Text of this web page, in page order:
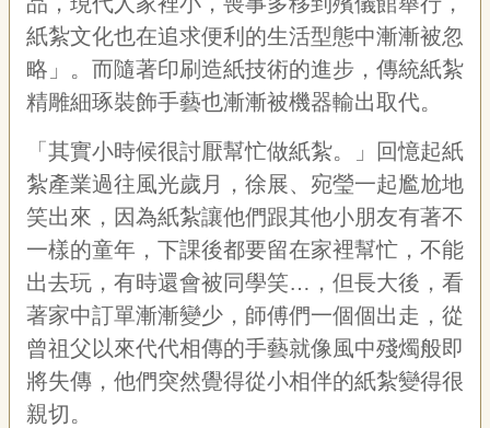
站
導
F
a
o
R
S
S
紙紮文化也在追求便利的生活型態中漸漸被忽
略」。而隨著印刷造紙技術的進步，傳統紙紮
精雕細琢裝飾手藝也漸漸被機器輸出取代。
「其實小時候很討厭幫忙做紙紮。」回憶起紙
紮產業過往風光歲月，徐展、宛瑩一起尷尬地
笑出來，因為紙紮讓他們跟其他小朋友有著不
一樣的童年，下課後都要留在家裡幫忙，不能
出去玩，有時還會被同學笑…，但長大後，看
著家中訂單漸漸變少，師傅們一個個出走，從
曾祖父以來代代相傳的手藝就像風中殘燭般即
將失傳，他們突然覺得從小相伴的紙紮變得很
親切。